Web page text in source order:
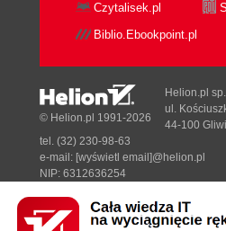
Menedżer plików
Menedżer wydruku
Aplikacje dla Windows
Edytor tekstu Microsoft
Word - nowoczesny
Uruchamianie i
Pisanie i poprawianie
Modyfikowanie tekstu
Czytalisek.pl
Biblio.Ebookpoint.pl
Designed with ♥ byTonik.pl
© Helion.pl 1991-2026
Helion.pl
ul.
44-100
tel. (32) 230-98-63
e-mail: [wyświetl email]@helion.pl
NIP: 6312636254